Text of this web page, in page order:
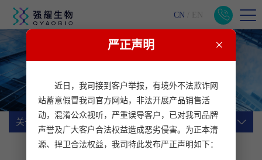
CN EN
关于我们
一站式生物医药科研服务平台
关于我们
公司简介 企业文化
公司动态
严正声明 ×
近日，我司接到客户举报，有境外不法欺诈网
站蓄意假冒我司官方网站，非法开展产品销售活
动，混淆公众视听，严重误导客户，已对我司品牌
声誉及广大客户合法权益造成恶劣侵害。为正本清
源、捍卫合法权益，我司特此发布严正声明如下：